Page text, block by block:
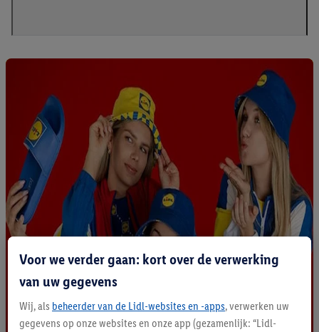
Voor we verder gaan: kort over de verwerking
van uw gegevens
Wij, als beheerder van de Lidl-websites en -apps, verwerken uw
gegevens op onze websites en onze app (gezamenlijk: “Lidl-